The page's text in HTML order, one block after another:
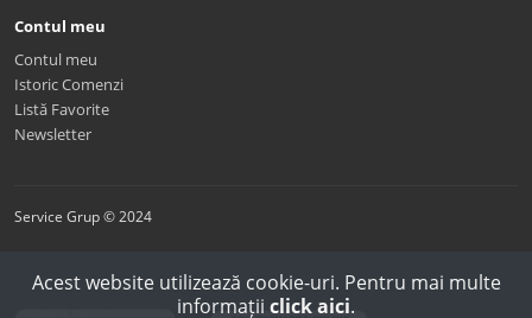
Contul meu
Contul meu
Istoric Comenzi
Listă Favorite
Newsletter
Service Grup © 2024
Acest website utilizează cookie-uri. Pentru mai multe
informații click aici.